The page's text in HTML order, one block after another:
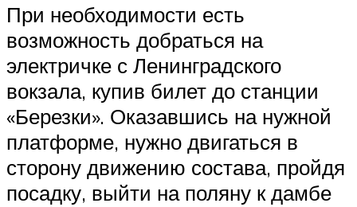
При необходимости есть
возможность добраться на
электричке с Ленинградского
вокзала, купив билет до станции
«Березки». Оказавшись на нужной
платформе, нужно двигаться в
сторону движению состава, пройдя
посадку, выйти на поляну к дамбе